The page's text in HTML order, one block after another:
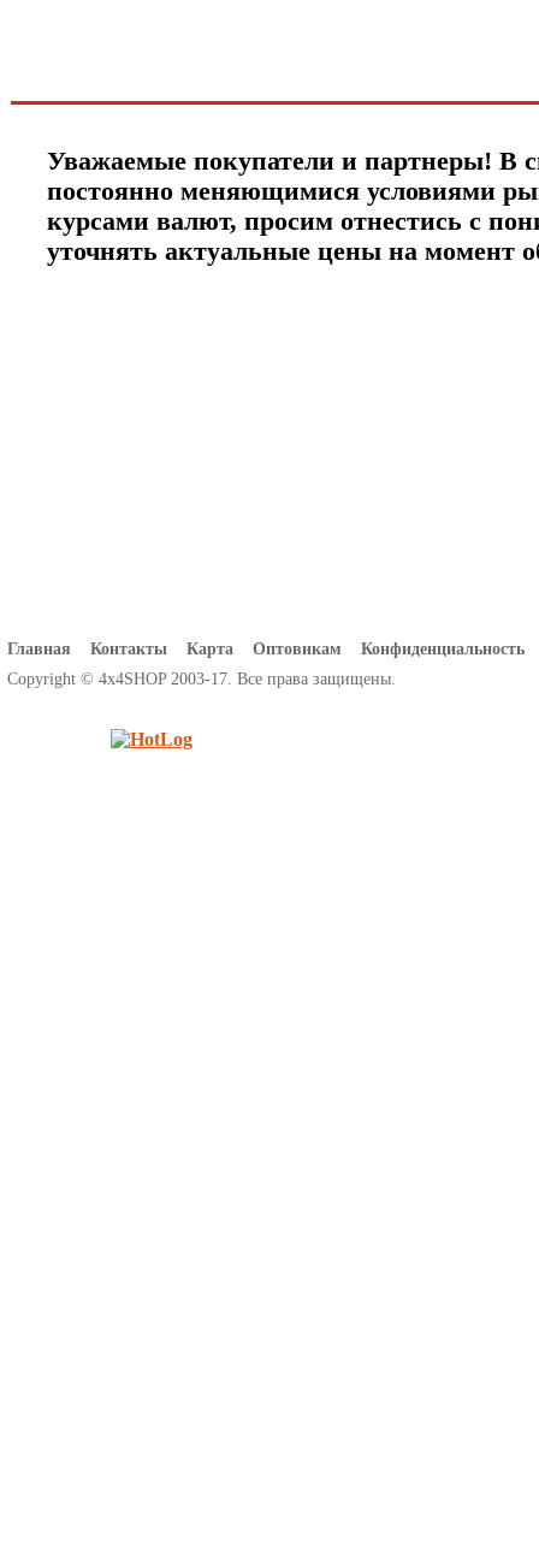
Уважаемые покупатели и партнеры! В
постоянно меняющимися условиями
курсами валют, просим отнестись с
уточнять актуальные цены на момент
Главная Контакты Карта Оптовикам
Конфиденциальность
Copyright © 4x4SHOP 2003-17. Все права защищены.